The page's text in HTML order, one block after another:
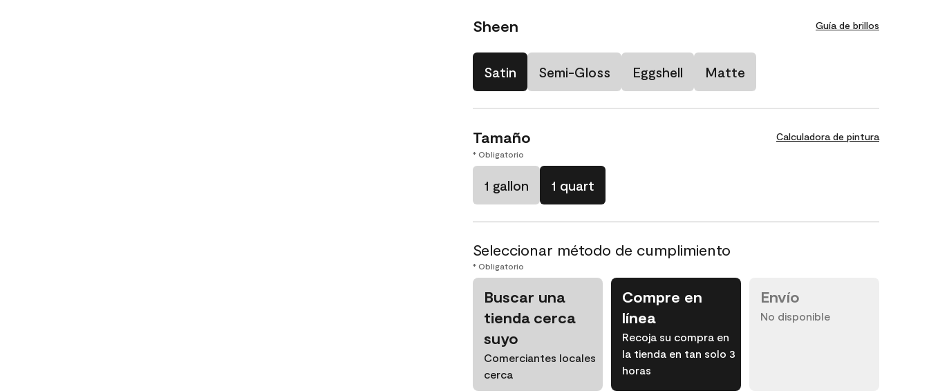
Sheen Guía de brillos
Satin Semi-Gloss Eggshell Matte
Tamaño Calculadora de pintura
* Obligatorio
1 gallon 1 quart
Seleccionar método de cumplimiento
* Obligatorio
Buscar una
tienda cerca
suyo
Comerciantes locales
cerca
Compre en
línea
Recoja su compra en
la tienda en tan solo 3
horas
Envío
No disponible